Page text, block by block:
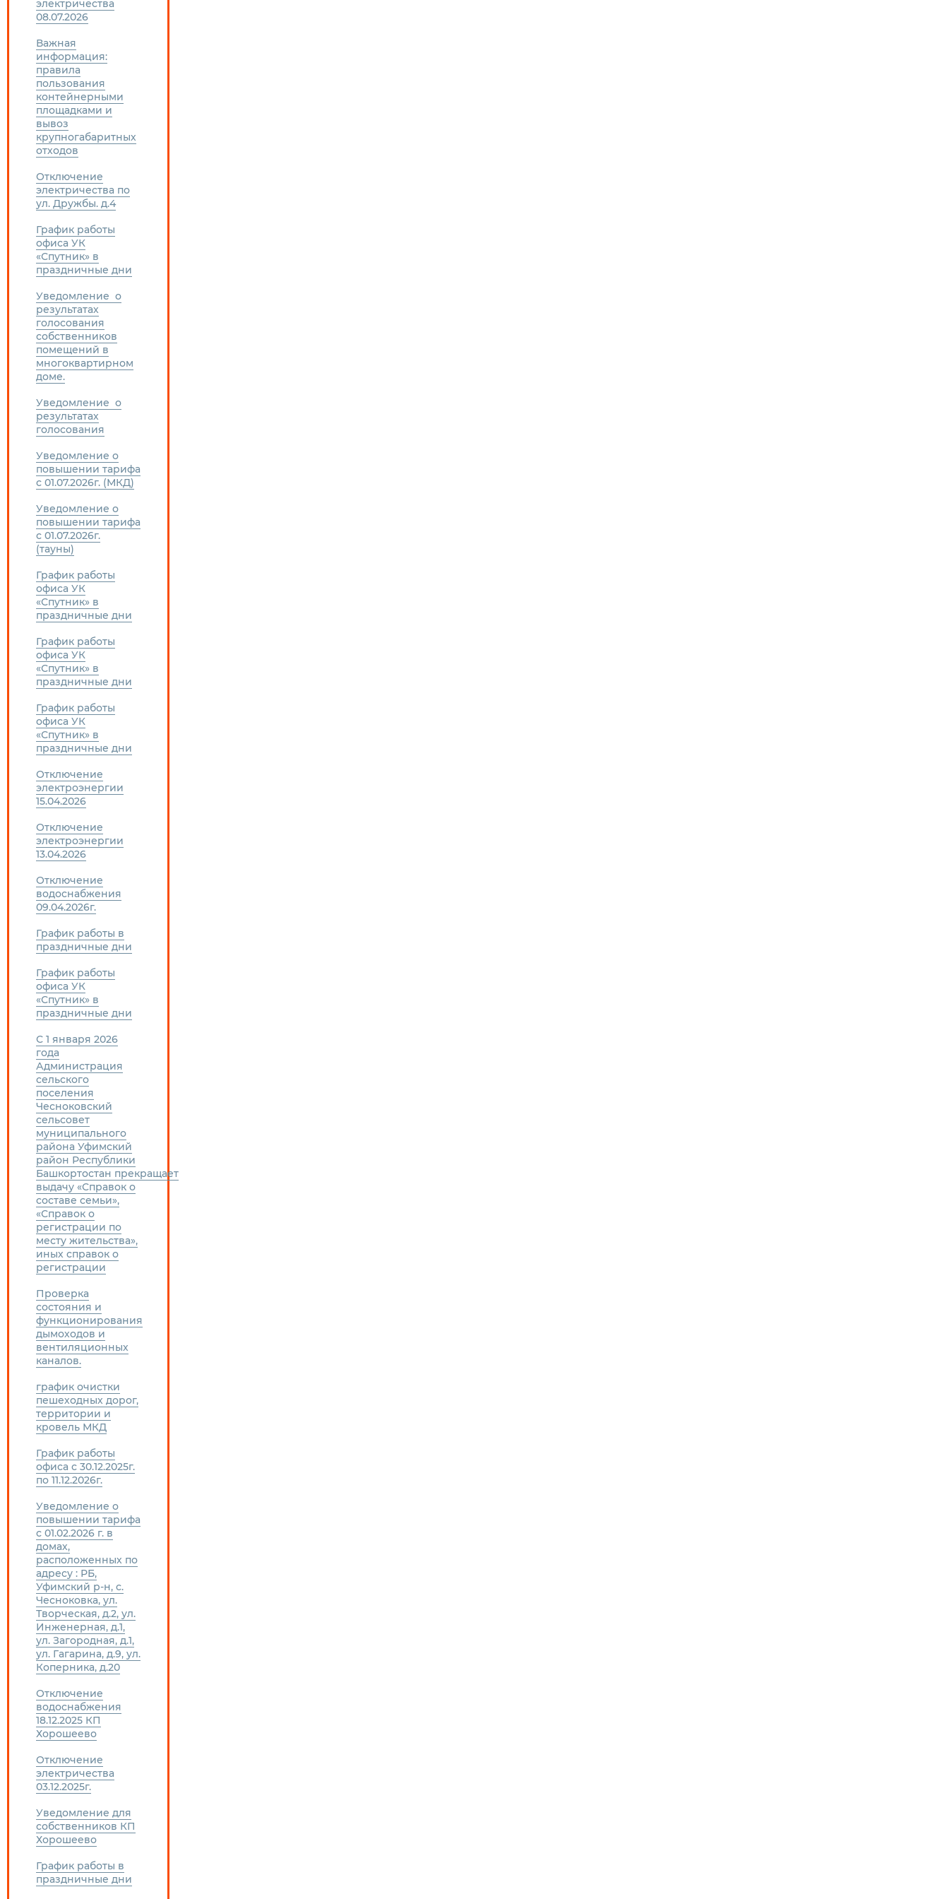
электричества
08.07.2026
Важная
информация:
правила
пользования
контейнерными
площадками и
вывоз
крупногабаритных
отходов
Отключение
электричества по
ул. Дружбы. д.4
График работы
офиса УК
«Спутник» в
праздничные дни
Уведомление о
результатах
голосования
собственников
помещений в
многоквартирном
доме.
Уведомление о
результатах
голосования
Уведомление о
повышении тарифа
с 01.07.2026г. (МКД)
Уведомление о
повышении тарифа
с 01.07.2026г.
(тауны)
График работы
офиса УК
«Спутник» в
праздничные дни
График работы
офиса УК
«Спутник» в
праздничные дни
График работы
офиса УК
«Спутник» в
праздничные дни
Отключение
электроэнергии
15.04.2026
Отключение
электроэнергии
13.04.2026
Отключение
водоснабжения
09.04.2026г.
График работы в
праздничные дни
График работы
офиса УК
«Спутник» в
праздничные дни
С 1 января 2026
года
Администрация
сельского
поселения
Чесноковский
сельсовет
муниципального
района Уфимский
район Республики
Башкортостан прекращает
выдачу «Справок о
составе семьи»,
«Справок о
регистрации по
месту жительства»,
иных справок о
регистрации
Проверка
состояния и
функционирования
дымоходов и
вентиляционных
каналов.
график очистки
пешеходных дорог,
территории и
кровель МКД
График работы
офиса с 30.12.2025г.
по 11.12.2026г.
Уведомление о
повышении тарифа
с 01.02.2026 г. в
домах,
расположенных по
адресу : РБ,
Уфимский р-н, с.
Чесноковка, ул.
Творческая, д.2, ул.
Инженерная, д.1,
ул. Загородная, д.1,
ул. Гагарина, д.9, ул.
Коперника, д.20
Отключение
водоснабжения
18.12.2025 КП
Хорошеево
Отключение
электричества
03.12.2025г.
Уведомление для
собственников КП
Хорошеево
График работы в
праздничные дни